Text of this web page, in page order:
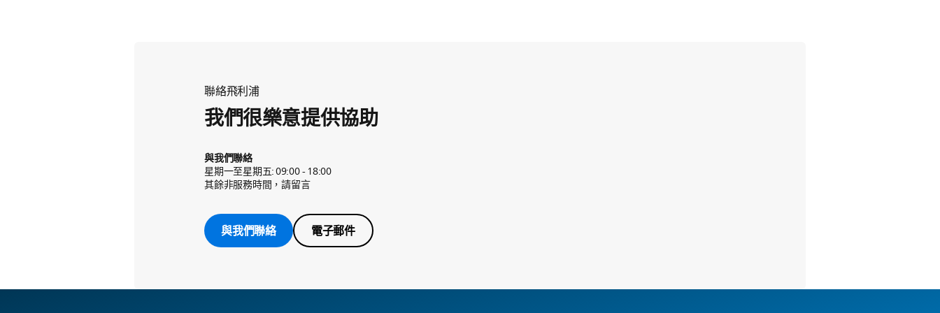
聯絡飛利浦
我們很樂意提供協助
與我們聯絡
星期一至星期五: 09:00 - 18:00
其餘非服務時間，請留言
與我們聯絡 電子郵件